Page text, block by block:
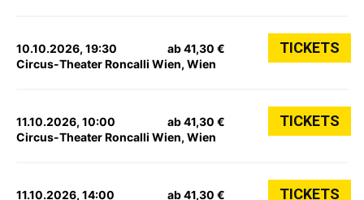
10.10.2026, 19:30
Circus-Theater Roncalli Wien, Wien
ab 41,30 € TICKETS
11.10.2026, 10:00
Circus-Theater Roncalli Wien, Wien
ab 41,30 € TICKETS
11.10.2026, 14:00
ab 41,30 € TICKETS